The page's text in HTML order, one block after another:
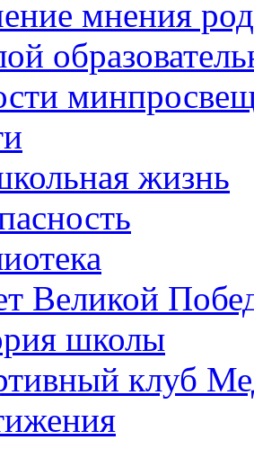
мнения
жизнь
Великой
школы
клуб